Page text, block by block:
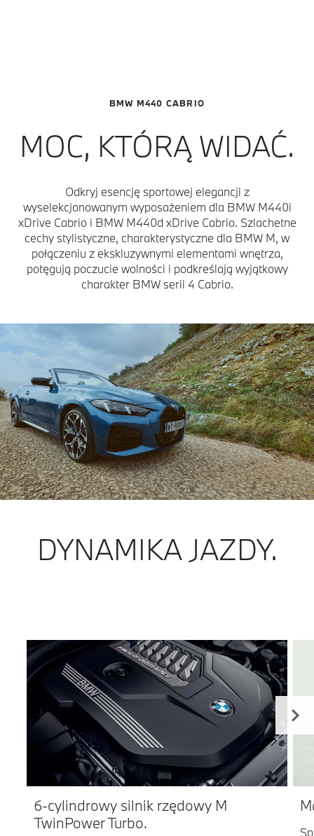
BMW M440 CABRIO
MOC, KTÓRĄ WIDAĆ.
Odkryj esencję sportowej elegancji z
wyselekcjonowanym wyposażeniem dla BMW M440i
xDrive Cabrio i BMW M440d xDrive Cabrio. Szlachetne
cechy stylistyczne, charakterystyczne dla BMW M, w
połączeniu z ekskluzywnymi elementami wnętrza,
potęgują poczucie wolności i podkreślają wyjątkowy
charakter BMW serii 4 Cabrio.
DYNAMIKA JAZDY.
6-cylindrowy silnik rzędowy M
TwinPower Turbo.